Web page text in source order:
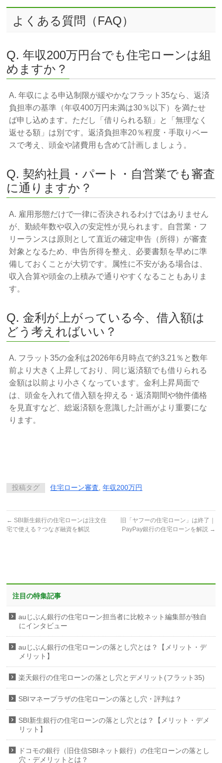
よくある質問（FAQ）
Q. 年収200万円台でも住宅ローンは組
めますか？
A. 年収による申込制限が緩やかなフラット35なら、返済
負担率の基準（年収400万円未満は30％以下）を満たせ
ば申し込めます。ただし「借りられる額」と「無理なく
返せる額」は別です。返済負担率20％程度・手取りベー
スで考え、頭金や諸費用も含めて計画しましょう。
Q. 契約社員・パート・自営業でも審査
に通りますか？
A. 雇用形態だけで一律に否決されるわけではありません
が、勤続年数や収入の安定性が見られます。自営業・フ
リーランスは原則として直近の確定申告（所得）が審査
対象となるため、申告所得を整え、必要書類を早めに準
備しておくことが大切です。属性に不安がある場合は、
収入合算や頭金の上積みで通りやすくなることもありま
す。
Q. 金利が上がっている今、借入額は
どう考えればいい？
A. フラット35の金利は2026年6月時点で約3.21％と数年
前より大きく上昇しており、同じ返済額でも借りられる
金額は以前より小さくなっています。金利上昇局面で
は、頭金を入れて借入額を抑える・返済期間や物件価格
を見直すなど、総返済額を意識した計画がより重要にな
ります。
投稿タグ 住宅ローン審査,年収200万円
← SBI新生銀行の住宅ローンは注文住
宅で使える？つなぎ融資を解説
旧「ヤフーの住宅ローン」は終了｜
PayPay銀行の住宅ローンを解説 →
注目の特集記事
auじぶん銀行の住宅ローン担当者に比較ネット編集部が独自
にインタビュー
auじぶん銀行の住宅ローンの落とし穴とは？【メリット・デ
メリット】
楽天銀行の住宅ローンの落とし穴とデメリット(フラット35)
SBIマネープラザの住宅ローンの落とし穴・評判は？
SBI新生銀行の住宅ローンの落とし穴とは？【メリット・デメ
リット】
ドコモの銀行（旧住信SBIネット銀行）の住宅ローンの落とし
穴・デメリットとは？